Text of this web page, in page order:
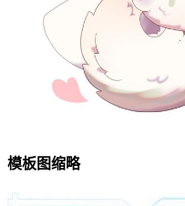
模板图缩略